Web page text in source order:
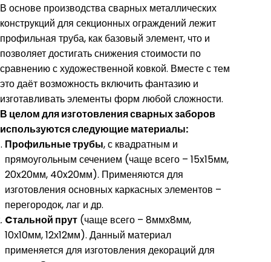
В основе производства сварных металлических
конструкций для секционных ограждений лежит
профильная труба, как базовый элемент, что и
позволяет достигать снижения стоимости по
сравнению с художественной ковкой. Вместе с тем
это даёт возможность включить фантазию и
изготавливать элементы форм любой сложности.
В целом для изготовления сварных заборов
используются следующие материалы:
Профильные трубы, с квадратным и
прямоугольным сечением (чаще всего – 15x15мм,
20x20мм, 40x20мм). Применяются для
изготовления основных каркасных элементов –
перегородок, лаг и др.
Cтальной прут (чаще всего – 8ммх8мм,
10х10мм, 12х12мм). Данный материал
применяется для изготовления декораций для